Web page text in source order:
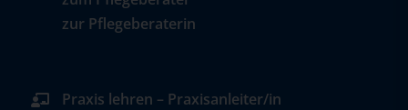
zur Pflegeberaterin
Praxis lehren – Praxisanleiter/in